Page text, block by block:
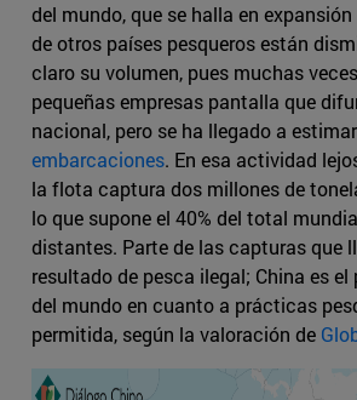
del mundo, que se halla en
de otros países pesqueros están
claro su volumen, pues muchas
pequeñas empresas pantalla que
nacional, pero se ha llegado a
embarcaciones. En esa actividad
la flota captura dos millones de
lo que supone el 40% del total
distantes. Parte de las capturas que
resultado de pesca ilegal; China es
del mundo en cuanto a prácticas
permitida, según la valoración de